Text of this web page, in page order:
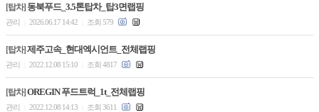
[탑차] 동북푸드_3.5톤탑차_탑3면랩핑
관리 2026.06.17 14:42 조회 579
[탑차] 제주고속_현대엑시언트_전체랩핑
관리 2022.12.08 15:10 조회 4817
[탑차] OREGIN 푸드트럭_1t_전체랩핑
관리 2022.12.08 14:13 조회 3611